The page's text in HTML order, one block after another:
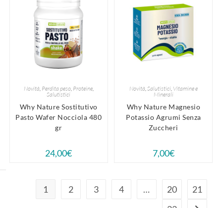
Novità, Perdita peso, Proteine,
Salutistici
Why Nature Sostitutivo
Pasto Wafer Nocciola 480
gr
24,00€
Novità,Salutistici, Vitamine e
Minerali
Why Nature Magnesio
Potassio Agrumi Senza
Zuccheri
7,00€
1 2 3 4 … 20
21